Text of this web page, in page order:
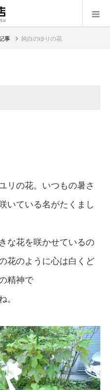
事 純白のゆりの花
リの花。いつもの暑さ
いている名がたくまし
な花を咲かせているの
花のように心は白くど
精神で
。